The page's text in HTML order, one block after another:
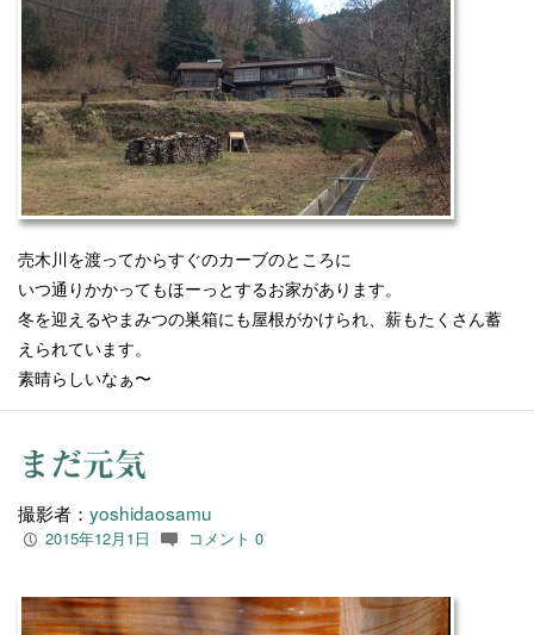
売木川を渡ってからすぐのカーブのところに
いつ通りかかってもほーっとするお家があります。
冬を迎えるやまみつの巣箱にも屋根がかけられ、薪もたくさん蓄
えられています。
素晴らしいなぁ〜
まだ元気
撮影者： yoshidaosamu
P 2015年12月1日 c コメント 0